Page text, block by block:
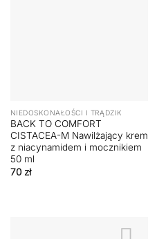
NIEDOSKONAŁOŚCI I TRĄDZIK
BACK TO COMFORT
CISTACEA-M Nawilżający krem
z niacynamidem i mocznikiem
50 ml
70 zł